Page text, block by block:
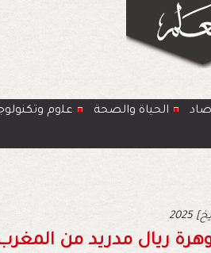
الحياة والصحة ﻋﻠوم
ريال مدريد من